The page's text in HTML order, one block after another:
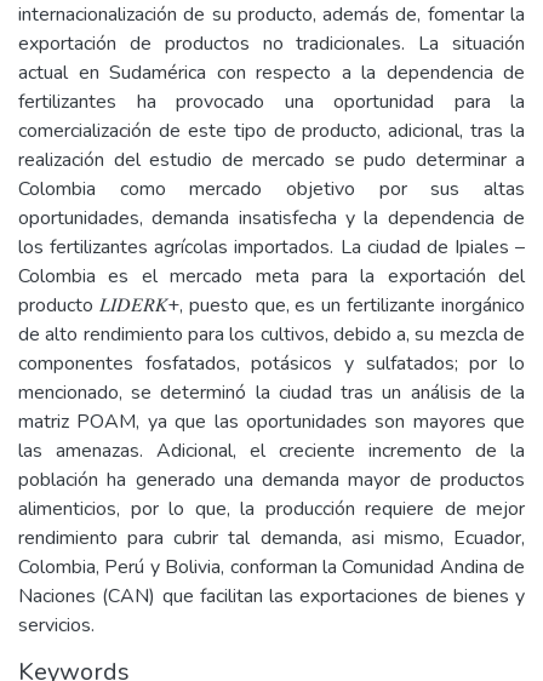
internacionalización de su producto, además de, fomentar la
exportación de productos no tradicionales. La situación
actual en Sudamérica con respecto a la dependencia de
fertilizantes ha provocado una oportunidad para la
comercialización de este tipo de producto, adicional, tras la
realización del estudio de mercado se pudo determinar a
Colombia como mercado objetivo por sus altas
oportunidades, demanda insatisfecha y la dependencia de
los fertilizantes agrícolas importados. La ciudad de Ipiales –
Colombia es el mercado meta para la exportación del
producto 𝐿𝐼𝐷𝐸𝑅𝐾+, puesto que, es un fertilizante inorgánico
de alto rendimiento para los cultivos, debido a, su mezcla de
componentes fosfatados, potásicos y sulfatados; por lo
mencionado, se determinó la ciudad tras un análisis de la
matriz POAM, ya que las oportunidades son mayores que
las amenazas. Adicional, el creciente incremento de la
población ha generado una demanda mayor de productos
alimenticios, por lo que, la producción requiere de mejor
rendimiento para cubrir tal demanda, asi mismo, Ecuador,
Colombia, Perú y Bolivia, conforman la Comunidad Andina de
Naciones (CAN) que facilitan las exportaciones de bienes y
servicios.
Keywords